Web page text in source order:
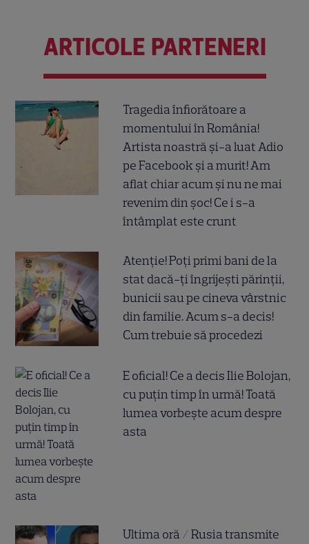
ARTICOLE PARTENERI
Tragedia înfiorătoare a
momentului în România!
Artista noastră și-a luat Adio
pe Facebook și a murit! Am
aflat chiar acum și nu ne mai
revenim din șoc! Ce i s-a
întâmplat este crunt
Atenție! Poți primi bani de la
stat dacă-ți îngrijești părinții,
bunicii sau pe cineva vârstnic
din familie. Acum s-a decis!
Cum trebuie să procedezi
E oficial! Ce a decis Ilie Bolojan,
cu puțin timp în urmă! Toată
lumea vorbește acum despre
asta
Ultima oră / Rusia transmite